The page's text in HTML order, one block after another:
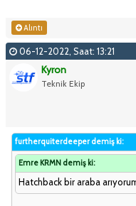
Alıntı
06-12-2022, Saat: 13:21
Kyron
Teknik Ekip
furtherquiterdeeper demiş ki:
Emre KRMN demiş ki:
Hatchback bir araba